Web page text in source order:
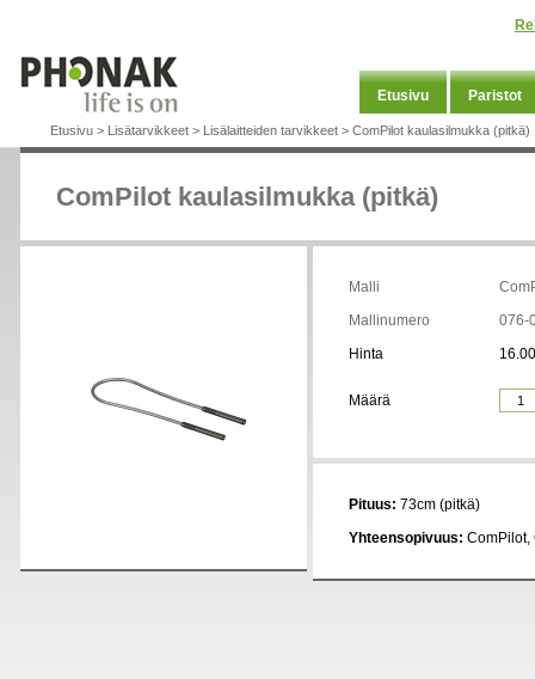
Etusivu Paristot
Etusivu > Lisätarvikkeet > Lisälaitteiden tarvikkeet > ComPilot kaulasilmukka (pitkä)
ComPilot kaulasilmukka (pitkä)
Malli
Mallinumero
076-
Hinta
Määrä
Pituus: 73cm (pitkä)
Yhteensopivuus: ComPilot,